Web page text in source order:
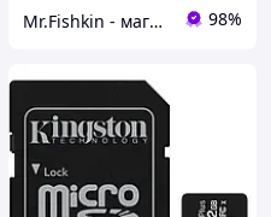
Mr.Fishkin - магазин мобільних аксесуарів 98%